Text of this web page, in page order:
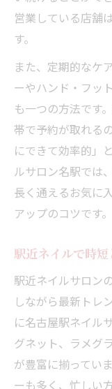
名古屋駅
け方
ネイルサ
要
営業している店舗
す。
また、定期的なケ
ーやハンド・フッ
も一つの方法です
帯で予約が取れる
にできて効率的」
ルサロン名駅では
長く通えるお気に
アップのコツです。
駅近ネイルで時
駅近ネイルサロン
しながら最新トレ
に名古屋駅ネイル
グネット、ラメグ
が豊富に揃ってい
ーも多く、忙しい